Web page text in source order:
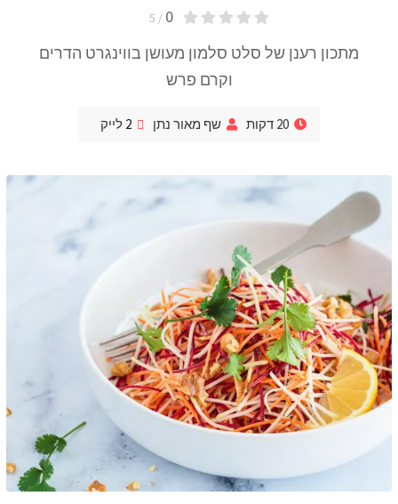
0
/ 5
מתכון רענן של סלט סלמון מעושן בווינגרט הדרים
וקרם פרש
20 דקות שף מאור נתן 2 לייק